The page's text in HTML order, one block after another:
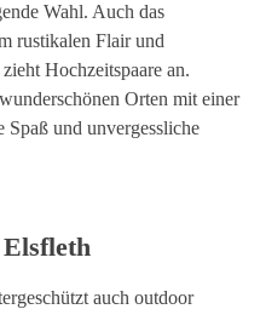
Wahl. Auch das
rustikalen Flair und
Hochzeitspaare an.
Orten mit einer
und unvergessliche
auch outdoor